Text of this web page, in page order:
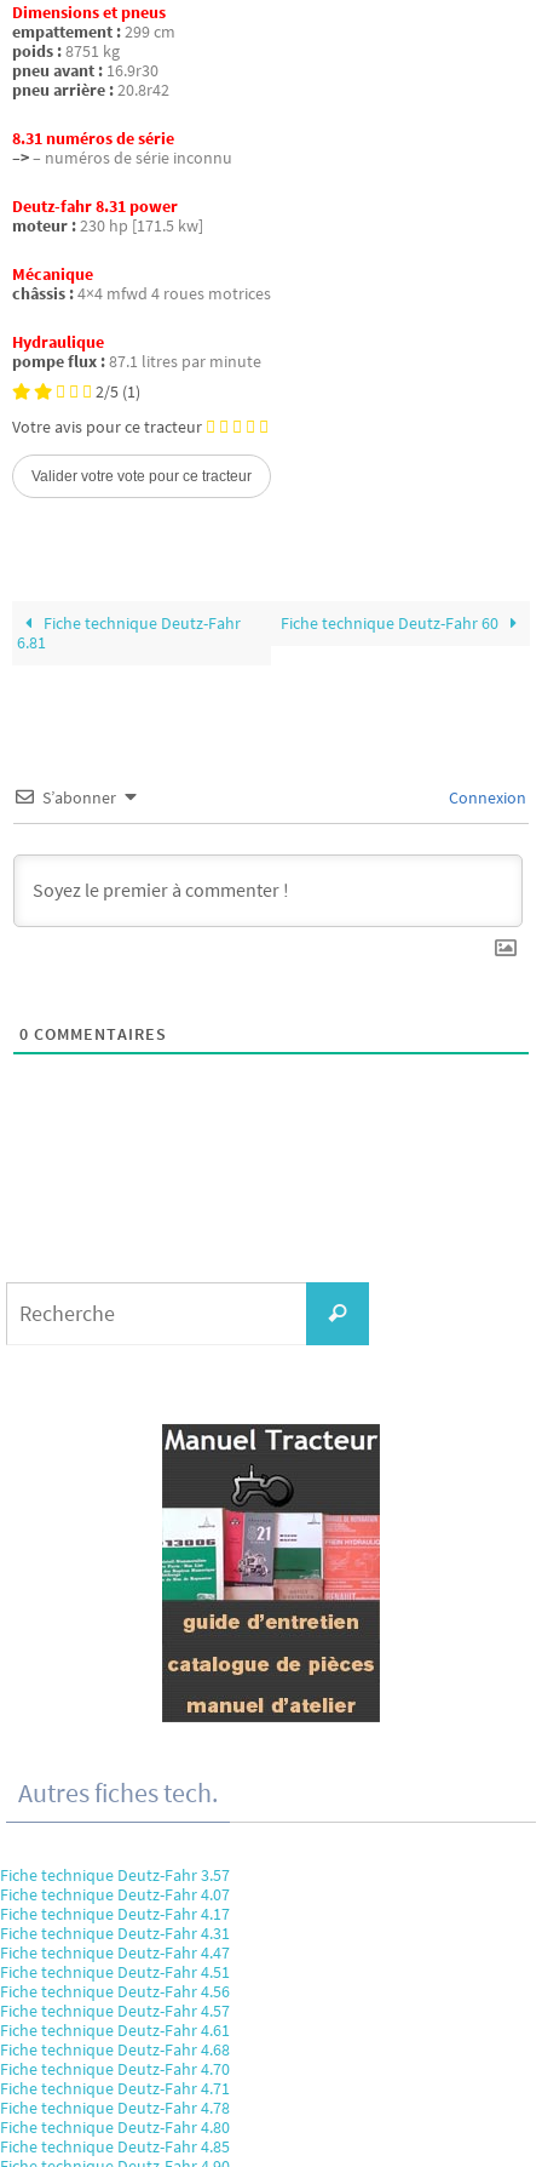
Dimensions et pneus
empattement :299 cm
poids :8751 kg
pneu avant : 16.9r30
pneu arrière :20.8r42
8.31 numéros de série
–>– numéros de série inconnu
Deutz-fahr 8.31 power
moteur :230 hp [171.5 kw]
Mécanique
châssis :4×4 mfwd 4 roues motrices
Hydraulique
pompe flux :87.1 litres par minute
2/5 (1)
Votre avis pour ce tracteur
Fiche technique Deutz-Fahr
6.81
Fiche technique Deutz-Fahr 60
S’abonner Connexion
0 COMMENTAIRES
Recherche
Autres fiches tech.
Fiche technique Deutz-Fahr 3.57
Fiche technique Deutz-Fahr 4.07
Fiche technique Deutz-Fahr 4.17
Fiche technique Deutz-Fahr 4.31
Fiche technique Deutz-Fahr 4.47
Fiche technique Deutz-Fahr 4.51
Fiche technique Deutz-Fahr 4.56
Fiche technique Deutz-Fahr 4.57
Fiche technique Deutz-Fahr 4.61
Fiche technique Deutz-Fahr 4.68
Fiche technique Deutz-Fahr 4.70
Fiche technique Deutz-Fahr 4.71
Fiche technique Deutz-Fahr 4.78
Fiche technique Deutz-Fahr 4.80
Fiche technique Deutz-Fahr 4.85